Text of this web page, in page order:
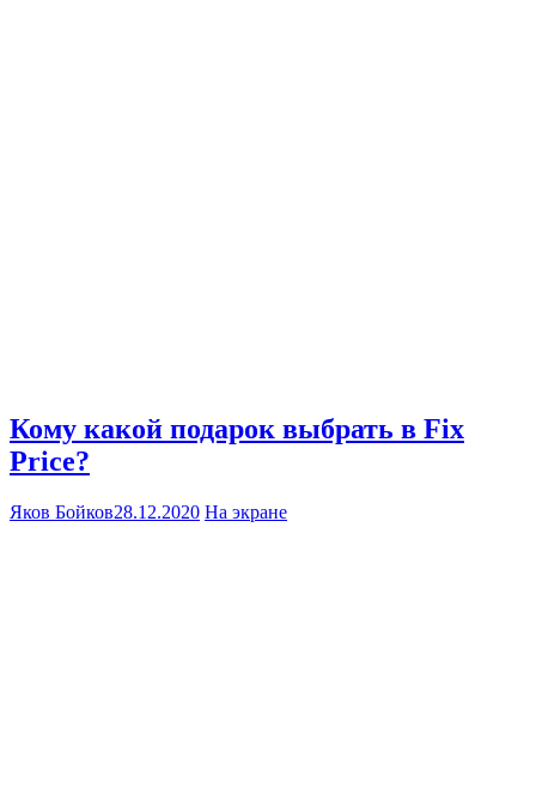
Кому какой подарок выбрать в Fix
Price?
Яков Бойков28.12.2020 На экране